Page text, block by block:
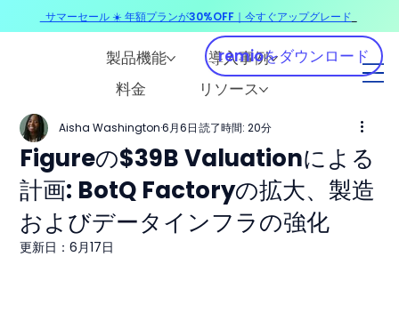
製品機能
導入事例
料金
リソース
remioをダウンロード
Figureの$39B Valuationによる
計画: BotQ Factoryの拡大、製造
およびデータインフラの強化
Aisha Washington 6月6日 読了時間: 20分
更新日：6月17日
サマーセール ☀️ 年額プランが30%OFF｜今すぐアップグレード